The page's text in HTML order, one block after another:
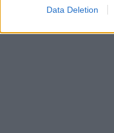
Data Deletion